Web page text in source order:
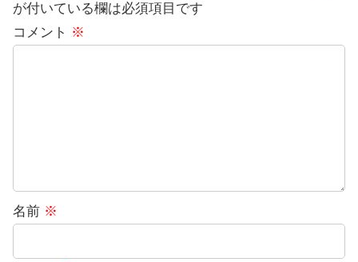
が付いている欄は必須項目です
コメント ※
名前 ※